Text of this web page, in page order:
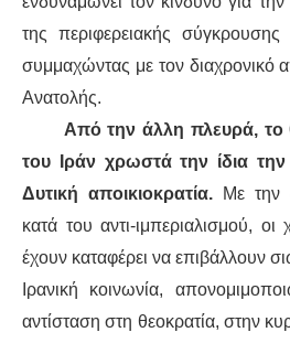
της περιφερειακής
συμμαχώντας με τον διαχρονικό
Ανατολής.
Από την άλλη πλευρά, το
του Ιράν χρωστά την ίδια
Δυτική αποικιοκρατία. Με την
κατά του αντι-ιμπεριαλισμού,
έχουν καταφέρει να επιβάλλουν
Ιρανική κοινωνία,
αντίσταση στη θεοκρατία, στην